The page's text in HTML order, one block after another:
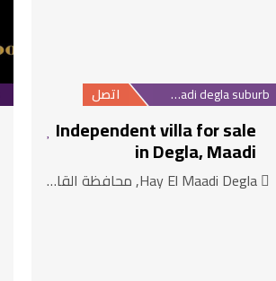
Maadi degla suburb اتصل
Independent villa for sale
in Degla, Maadi
Hay El Maadi Degla, محافظة القاهرة